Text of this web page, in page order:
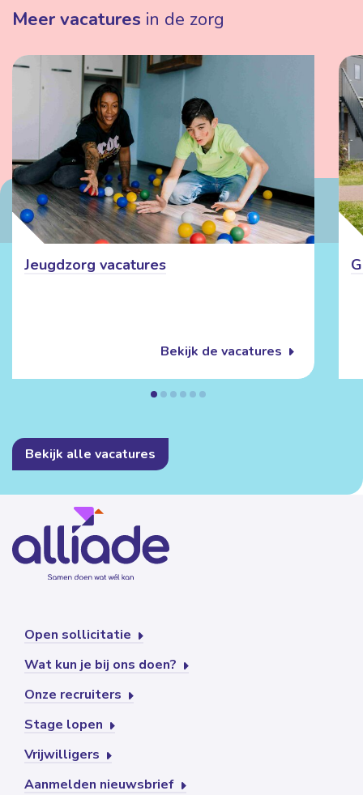
Meer vacatures in de zorg
Jeugdzorg vacatures
Bekijk de vacatures
Bekijk alle vacatures
Open sollicitatie
Wat kun je bij ons doen?
Onze recruiters
Stage lopen
Vrijwilligers
Aanmelden nieuwsbrief